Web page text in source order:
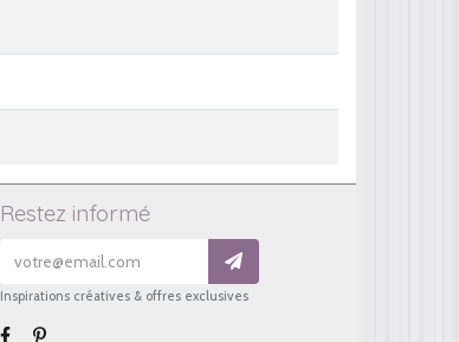
Restez informé
Inspirations créatives & offres exclusives